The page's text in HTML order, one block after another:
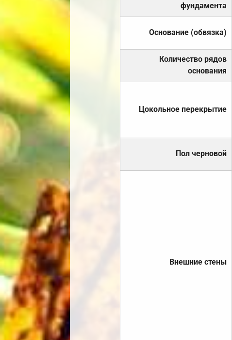
фундамента
Основание (обвязка)
Количество рядов
основания
Цокольное перекрытие
Пол черновой
Внешние стены